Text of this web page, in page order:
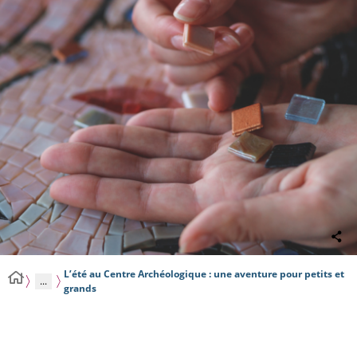
...
L’été au Centre Archéologique : une aventure pour petits et
grands